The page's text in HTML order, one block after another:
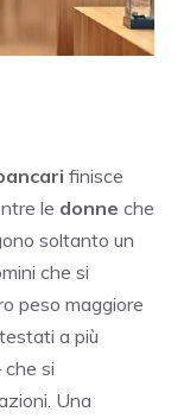
finisce
le donne che
soltanto un
che si
peso maggiore
a più
si
Una